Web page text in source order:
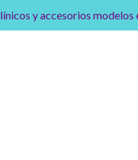
y accesorios